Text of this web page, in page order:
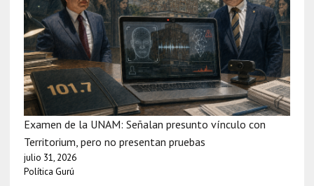
Examen de la UNAM: Señalan presunto vínculo con
Territorium, pero no presentan pruebas
julio 31, 2026
Política Gurú